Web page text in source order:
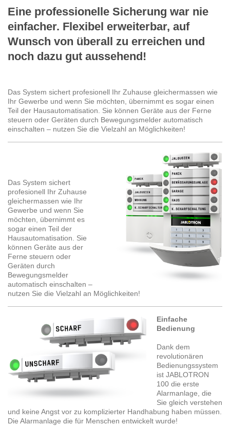
Eine professionelle Sicherung war nie
einfacher. Flexibel erweiterbar, auf
Wunsch von überall zu erreichen und
noch dazu gut aussehend!
Das System sichert profesionell Ihr Zuhause gleichermassen wie
Ihr Gewerbe und wenn Sie möchten, übernimmt es sogar einen
Teil der Hausautomatisation. Sie können Geräte aus der Ferne
steuern oder Geräten durch Bewegungsmelder automatisch
einschalten – nutzen Sie die Vielzahl an Möglichkeiten!
Das System sichert
profesionell Ihr Zuhause
gleichermassen wie Ihr
Gewerbe und wenn Sie
möchten, übernimmt es
sogar einen Teil der
Hausautomatisation. Sie
können Geräte aus der
Ferne steuern oder
Geräten durch
Bewegungsmelder
automatisch einschalten –
nutzen Sie die Vielzahl an Möglichkeiten!
Einfache
Bedienung
Dank dem
revolutionären
Bedienungssystem
ist JABLOTRON
100 die erste
Alarmanlage, die
Sie gleich verstehen
und keine Angst vor zu komplizierter Handhabung haben müssen.
Die Alarmanlage die für Menschen entwickelt wurde!